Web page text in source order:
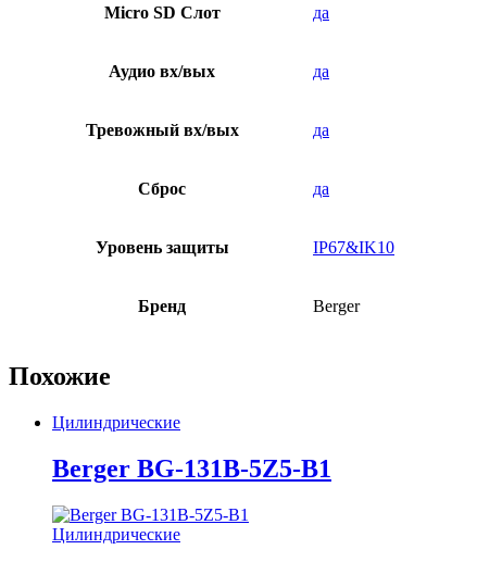
Micro SD Слот да
Аудио вх/вых да
Тревожный вх/вых да
Сброс да
Уровень защиты IP67&IK10
Бренд Berger
Похожие
Цилиндрические
Berger BG-131B-5Z5-B1
Цилиндрические